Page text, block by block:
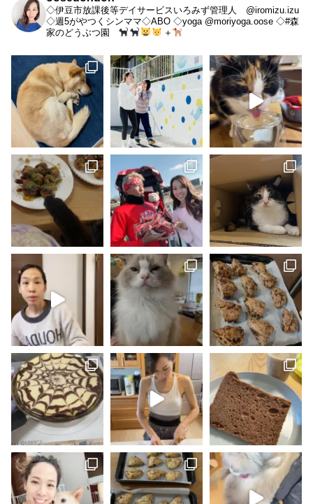
◇伊豆市放課後等デイサービスいろみず管理人 @iromizu.izu
◇週5がやつくシンママ◇ABO ◇yoga @moriyoga.oose ◇#森
家のどうぶつ園
＋